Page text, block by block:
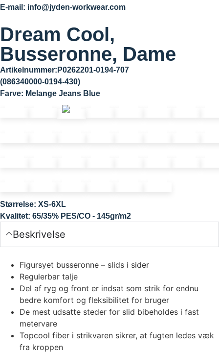
E-mail: info@jyden-workwear.com
Dream Cool,
Busseronne, Dame
Artikelnummer:P0262201-0194-707
(086340000-0194-430)
Farve: Melange Jeans Blue
Størrelse: XS-6XL
Kvalitet: 65/35% PES/CO - 145gr/m2
Beskrivelse
Figursyet busseronne – slids i sider
Regulerbar talje
Del af ryg og front er indsat som strik for endnu
bedre komfort og fleksibilitet for bruger
De mest udsatte steder for slid bibeholdes i fast
metervare
Topcool fiber i strikvaren sikrer, at fugten ledes væk
fra kroppen